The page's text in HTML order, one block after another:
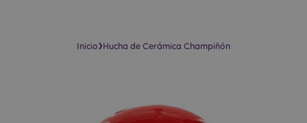
Inicio›Hucha de Cerámica Champiñón